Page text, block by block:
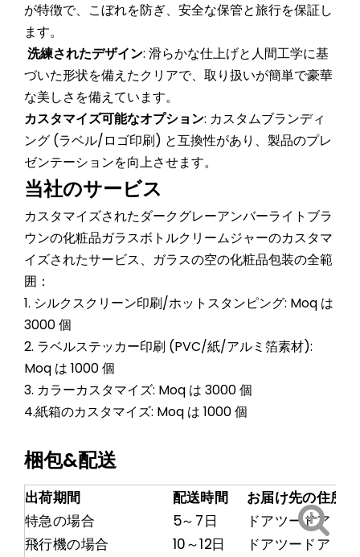
が特徴で、こぼれを防ぎ、安全な保管と旅行を保証し
ます。
洗練されたデザイン: 滑らかな仕上げと人間工学に基
づいた形状を備えたクリアで、取り扱いが簡単で豪華
な美しさを備えています。
カスタマイズ可能なオプション: カスタムブランディ
ング (ラベル/ロゴ印刷) と互換性があり、製品のプレ
ゼンテーションを向上させます。
当社のサービス
カスタマイズされたダークグレーアンバーライトブラ
ウンの化粧品ガラスボトルクリームジャーのカスタマ
イズされたサービス、ガラスの空の化粧品包装の全範
囲：
1. シルクスクリーン印刷/ホットスタンピング: Moq は
3000 個
2. ラベルステッカー印刷 (PVC/紙/アルミ箔素材):
Moq は 1000 個
3. カラーカスタマイズ: Moq は 3000 個
4.紙箱のカスタマイズ: Moq は 1000 個
梱包&配送
出荷期間 配送時間
お届け先の住所
特急の場合
5～7日
ドアツードア
飛行機の場合
10～12日
ドアツードア